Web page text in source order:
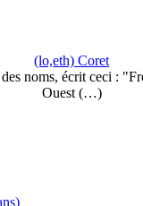
(lo,eth) Coret
noms, écrit ceci :
Ouest (…)